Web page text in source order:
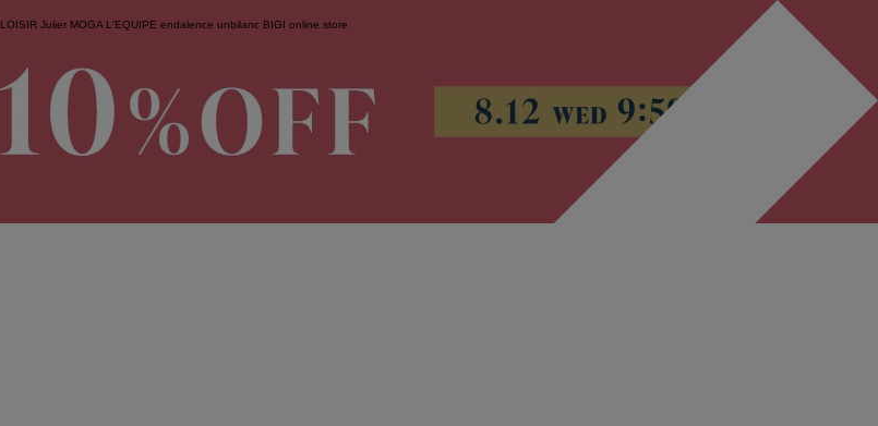
LOISIR Julier MOGA L'EQUIPE endalence unbilanc BIGI online store